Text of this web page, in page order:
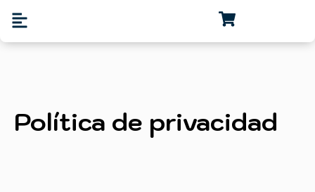
Política de privacidad